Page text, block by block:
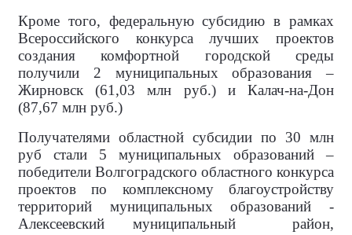
Кроме того, федеральную субсидию в рамках
Всероссийского конкурса лучших проектов
создания комфортной городской среды
получили 2 муниципальных образования –
Жирновск (61,03 млн руб.) и Калач-на-Дон
(87,67 млн руб.)
Получателями областной субсидии по 30 млн
руб стали 5 муниципальных образований –
победители Волгоградского областного конкурса
проектов по комплексному благоустройству
территорий муниципальных образований -
Алексеевский муниципальный
район,